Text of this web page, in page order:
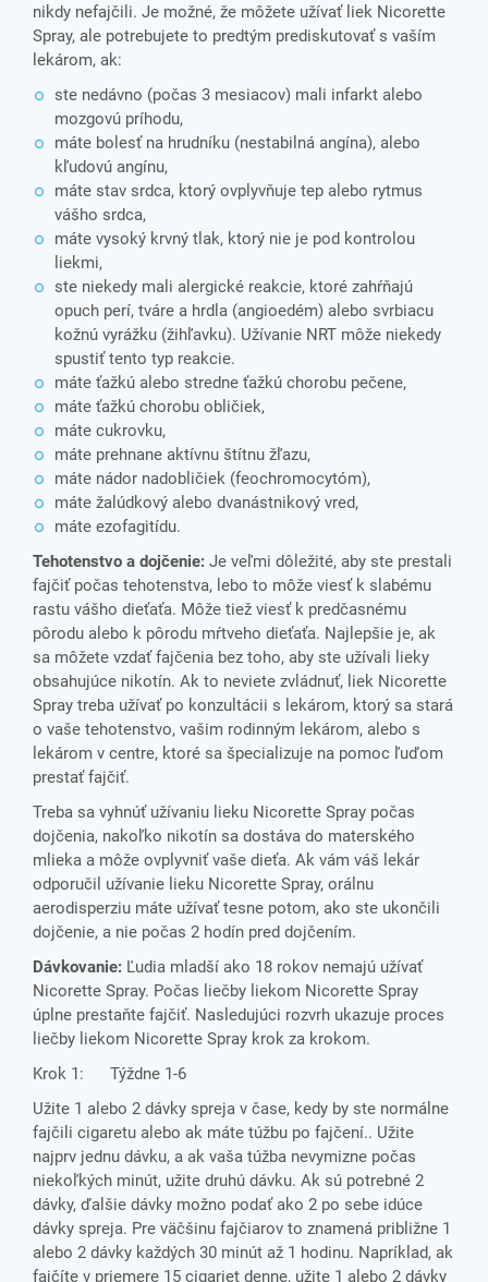
nikdy nefajčili. Je možné, že môžete užívať liek Nicorette
Spray, ale potrebujete to predtým prediskutovať s vaším
lekárom, ak:
ste nedávno (počas 3 mesiacov) mali infarkt alebo
mozgovú príhodu,
máte bolesť na hrudníku (nestabilná angína), alebo
kľudovú angínu,
máte stav srdca, ktorý ovplyvňuje tep alebo rytmus
vášho srdca,
máte vysoký krvný tlak, ktorý nie je pod kontrolou
liekmi,
ste niekedy mali alergické reakcie, ktoré zahŕňajú
opuch perí, tváre a hrdla (angioedém) alebo svrbiacu
kožnú vyrážku (žihľavku). Užívanie NRT môže niekedy
spustiť tento typ reakcie.
máte ťažkú alebo stredne ťažkú chorobu pečene,
máte ťažkú chorobu obličiek,
máte cukrovku,
máte prehnane aktívnu štítnu žľazu,
máte nádor nadobličiek (feochromocytóm),
máte žalúdkový alebo dvanástnikový vred,
máte ezofagitídu.
Tehotenstvo a dojčenie: Je veľmi dôležité, aby ste prestali
fajčiť počas tehotenstva, lebo to môže viesť k slabému
rastu vášho dieťaťa. Môže tiež viesť k predčasnému
pôrodu alebo k pôrodu mŕtveho dieťaťa. Najlepšie je, ak
sa môžete vzdať fajčenia bez toho, aby ste užívali lieky
obsahujúce nikotín. Ak to neviete zvládnuť, liek Nicorette
Spray treba užívať po konzultácii s lekárom, ktorý sa stará
o vaše tehotenstvo, vašim rodinným lekárom, alebo s
lekárom v centre, ktoré sa špecializuje na pomoc ľuďom
prestať fajčiť.
Treba sa vyhnúť užívaniu lieku Nicorette Spray počas
dojčenia, nakoľko nikotín sa dostáva do materského
mlieka a môže ovplyvniť vaše dieťa. Ak vám váš lekár
odporučil užívanie lieku Nicorette Spray, orálnu
aerodisperziu máte užívať tesne potom, ako ste ukončili
dojčenie, a nie počas 2 hodín pred dojčením.
Dávkovanie: Ľudia mladší ako 18 rokov nemajú užívať
Nicorette Spray. Počas liečby liekom Nicorette Spray
úplne prestaňte fajčiť. Nasledujúci rozvrh ukazuje proces
liečby liekom Nicorette Spray krok za krokom.
Krok 1: Týždne 1-6
Užite 1 alebo 2 dávky spreja v čase, kedy by ste normálne
fajčili cigaretu alebo ak máte túžbu po fajčení.. Užite
najprv jednu dávku, a ak vaša túžba nevymizne počas
niekoľkých minút, užite druhú dávku. Ak sú potrebné 2
dávky, ďalšie dávky možno podať ako 2 po sebe idúce
dávky spreja. Pre väčšinu fajčiarov to znamená približne 1
alebo 2 dávky každých 30 minút až 1 hodinu. Napríklad, ak
fajčíte v priemere 15 cigariet denne, užite 1 alebo 2 dávky